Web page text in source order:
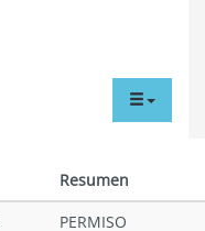
menu
Resumen
PERMISO